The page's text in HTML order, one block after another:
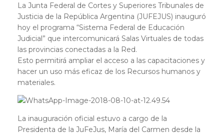
La Junta Federal de Cortes y Superiores Tribunales de
Justicia de la República Argentina (JUFEJUS) inauguró
hoy el programa “Sistema Federal de Educación
Judicial” que intercomunicará Salas Virtuales de todas
las provincias conectadas a la Red.
Esto permitirá ampliar el acceso a las capacitaciones y
hacer un uso más eficaz de los Recursos humanos y
materiales.
La inauguración oficial estuvo a cargo de la
Presidenta de la JuFeJus, María del Carmen desde la